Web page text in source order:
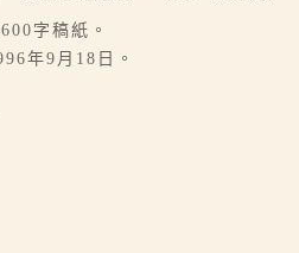
字稿紙。
年9月18日。